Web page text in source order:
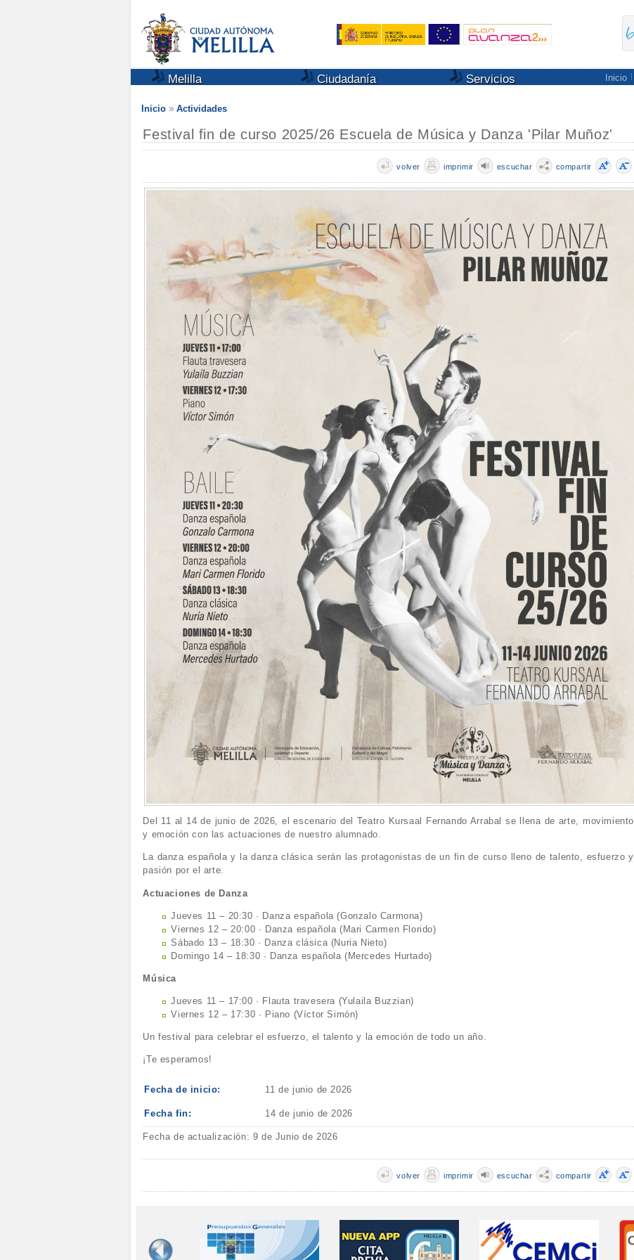
Melilla Ciudadanía Servicios Inicio
Inicio Actividades
Festival fin de curso 2025/26 Escuela de Música y Danza 'Pilar Muñoz'
compartir
escuchar
imprimir
volver
Del 11 al 14 de junio de 2026, el escenario del Teatro Kursaal Fernando Arrabal se llena de arte, movimiento
y emoción con las actuaciones de nuestro alumnado.
La danza española y la danza clásica serán las protagonistas de un fin de curso lleno de talento, esfuerzo y
pasión por el arte.
Actuaciones de Danza
Jueves 11 – 20:30 · Danza española (Gonzalo Carmona)
Viernes 12 – 20:00 · Danza española (Mari Carmen Florido)
Sábado 13 – 18:30 · Danza clásica (Nuria Nieto)
Domingo 14 – 18:30 · Danza española (Mercedes Hurtado)
Música
Jueves 11 – 17:00 · Flauta travesera (Yulaila Buzzian)
Viernes 12 – 17:30 · Piano (Víctor Simón)
Un festival para celebrar el esfuerzo, el talento y la emoción de todo un año.
¡Te esperamos!
Fecha de inicio: 11 de junio de 2026
Fecha fin: 14 de junio de 2026
Fecha de actualización: 9 de Junio de 2026
compartir
escuchar
imprimir
volver